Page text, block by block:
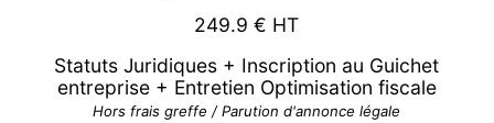
249.9 € HT
Statuts Juridiques + Inscription au Guichet
entreprise + Entretien Optimisation fiscale
Hors frais greffe / Parution d'annonce légale